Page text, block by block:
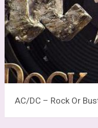
AC/DC – Rock Or